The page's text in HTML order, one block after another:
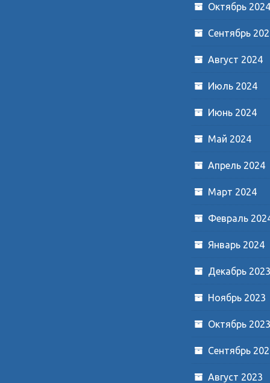
Октябрь 2024
Сентябрь
Август 2024
Июль 2024
Июнь 2024
Май 2024
Апрель 2024
Март 2024
Февраль
Январь 2024
Декабрь 2023
Ноябрь 2023
Октябрь 2023
Сентябрь
Август 2023